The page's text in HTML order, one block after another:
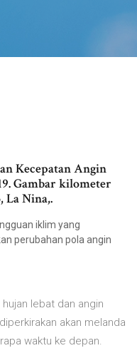
Kecepatan Angin
Gambar kilometer
La Nina,.
iklim yang
perubahan pola angin
lebat dan angin
akan melanda
waktu ke depan.